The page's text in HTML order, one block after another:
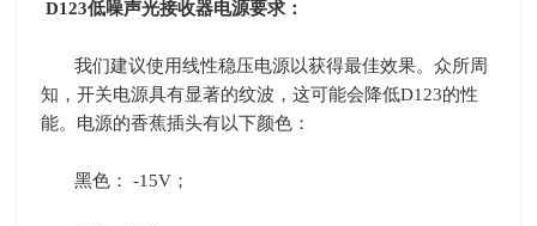
D123低噪声光接收器电源要求：
我们建议使用线性稳压电源以获得最佳效果。众所周
知，开关电源具有显著的纹波，这可能会降低D123的性
能。电源的香蕉插头有以下颜色：
黑色： -15V ；